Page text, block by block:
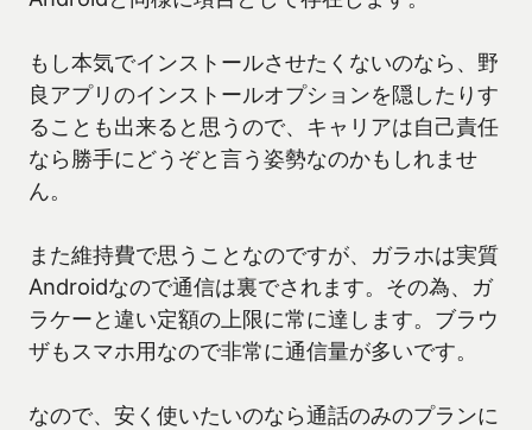
もし本気でインストールさせたくないのなら、野
良アプリのインストールオプションを隠したりす
ることも出来ると思うので、キャリアは自己責任
なら勝手にどうぞと言う姿勢なのかもしれませ
ん。
また維持費で思うことなのですが、ガラホは実質
Androidなので通信は裏でされます。その為、ガ
ラケーと違い定額の上限に常に達します。ブラウ
ザもスマホ用なので非常に通信量が多いです。
なので、安く使いたいのなら通話のみのプランに